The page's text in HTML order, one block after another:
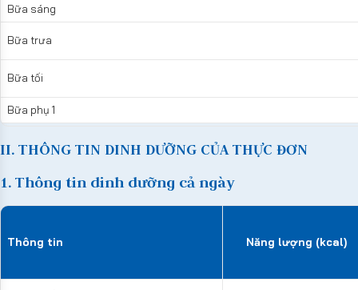
Bữa sáng
Bữa trưa
Bữa tối
Bữa phụ 1
II. THÔNG TIN DINH DƯỠNG CỦA THỰC ĐƠN
1. Thông tin dinh dưỡng cả ngày
Thông tin Năng lượng (kcal)